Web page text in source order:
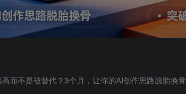
而不是被替代？3个月，让你的AI创作思路脱胎换骨